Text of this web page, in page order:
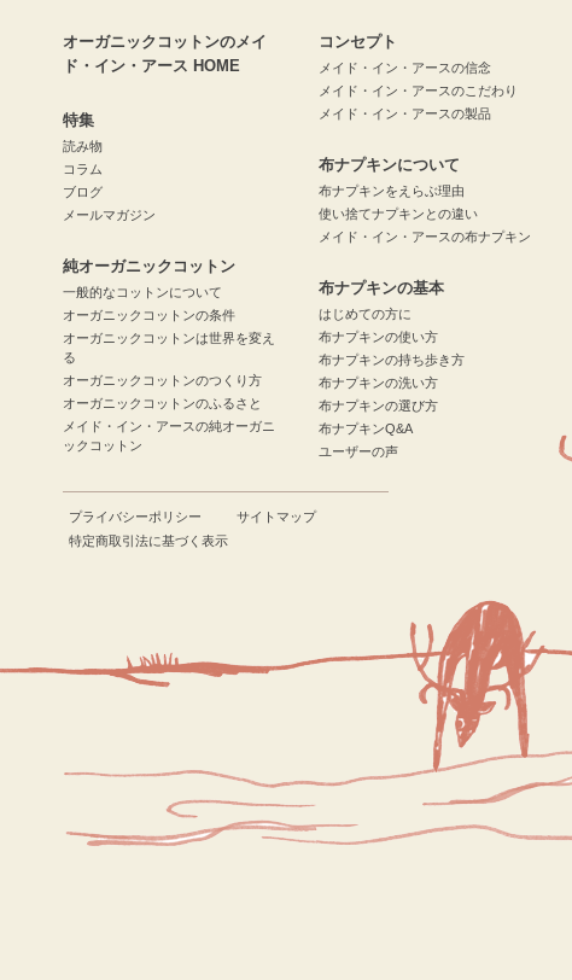
オーガニックコットンのメイ
ド・イン・アース HOME
特集
読み物
コラム
ブログ
メールマガジン
純オーガニックコットン
一般的なコットンについて
オーガニックコットンの条件
オーガニックコットンは世界を変え
る
オーガニックコットンのつくり方
オーガニックコットンのふるさと
メイド・イン・アースの純オーガニ
ックコットン
コンセプト
メイド・イン・アースの信念
メイド・イン・アースのこだわり
メイド・イン・アースの製品
布ナプキンについて
布ナプキンをえらぶ理由
使い捨てナプキンとの違い
メイド・イン・アースの布ナプキン
布ナプキンの基本
はじめての方に
布ナプキンの使い方
布ナプキンの持ち歩き方
布ナプキンの洗い方
布ナプキンの選び方
布ナプキンQ&A
ユーザーの声
プライバシーポリシー
サイトマップ
特定商取引法に基づく表示